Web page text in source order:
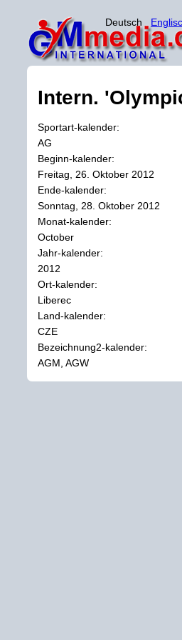
Deutsch
Intern.
Sportart-kalender:
AG
Beginn-kalender:
Freitag, 26. Oktober 2012
Ende-kalender:
Sonntag, 28. Oktober 2012
Monat-kalender:
October
Jahr-kalender:
2012
Ort-kalender:
Liberec
Land-kalender:
CZE
Bezeichnung2-kalender:
AGM, AGW